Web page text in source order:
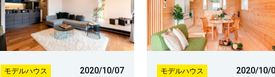
モデルハウス 2020/10/07 モデルハウス 2020/10/